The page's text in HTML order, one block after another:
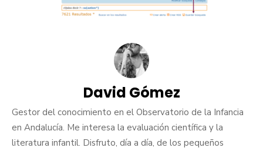
David Gómez
Gestor del conocimiento en el Observatorio de la Infancia
en Andalucía. Me interesa la evaluación científica y la
literatura infantil. Disfruto, día a día, de los pequeños